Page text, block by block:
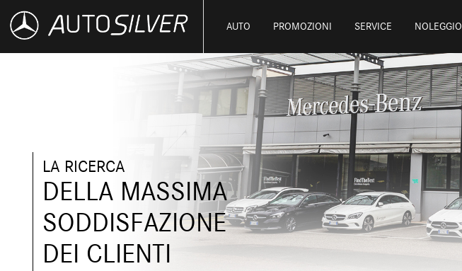
AUTO PROMOZIONI SERVICE NOLEGGIO
LA RICERCA
DELLA MASSIMA
SODDISFAZIONE
DEI CLIENTI